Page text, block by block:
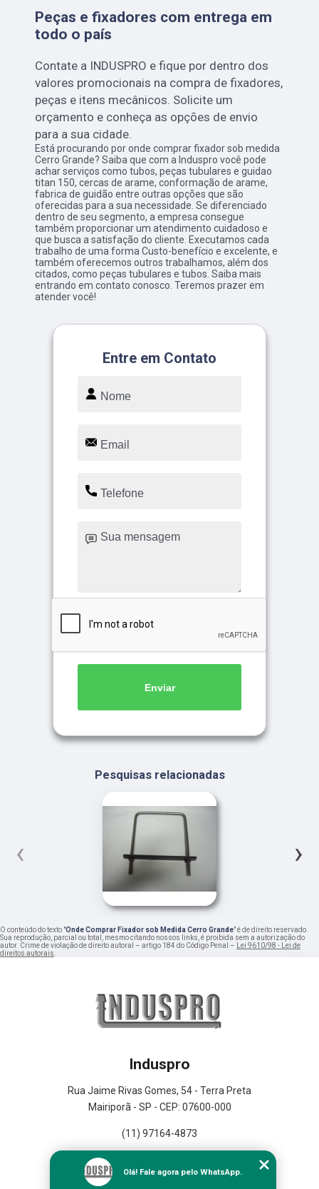
Peças e fixadores com entrega em
todo o país
Contate a INDUSPRO e fique por dentro dos
valores promocionais na compra de fixadores,
peças e itens mecânicos. Solicite um
orçamento e conheça as opções de envio
para a sua cidade.
Está procurando por onde comprar fixador sob medida
Cerro Grande? Saiba que com a Induspro você pode
achar serviços como tubos, peças tubulares e guidao
titan 150, cercas de arame, conformação de arame,
fabrica de guidão entre outras opções que são
oferecidas para a sua necessidade. Se diferenciado
dentro de seu segmento, a empresa consegue
também proporcionar um atendimento cuidadoso e
que busca a satisfação do cliente. Executamos cada
trabalho de uma forma Custo-benefício e excelente, e
também oferecemos outros trabalhamos, além dos
citados, como peças tubulares e tubos. Saiba mais
entrando em contato conosco. Teremos prazer em
atender você!
Entre em Contato
Enviar
Pesquisas relacionadas
‹ ›
O conteúdo do texto "Onde Comprar Fixador sob Medida Cerro Grande" é de direito reservado.
Sua reprodução, parcial ou total, mesmo citando nossos links, é proibida sem a autorização do
autor. Crime de violação de direito autoral – artigo 184 do Código Penal – Lei 9610/98 - Lei de
direitos autorais.
Induspro
Rua Jaime Rivas Gomes, 54 - Terra Preta
Mairiporã - SP - CEP: 07600-000
(11) 97164-4873
Empresa
Olá! Fale agora pelo WhatsApp.